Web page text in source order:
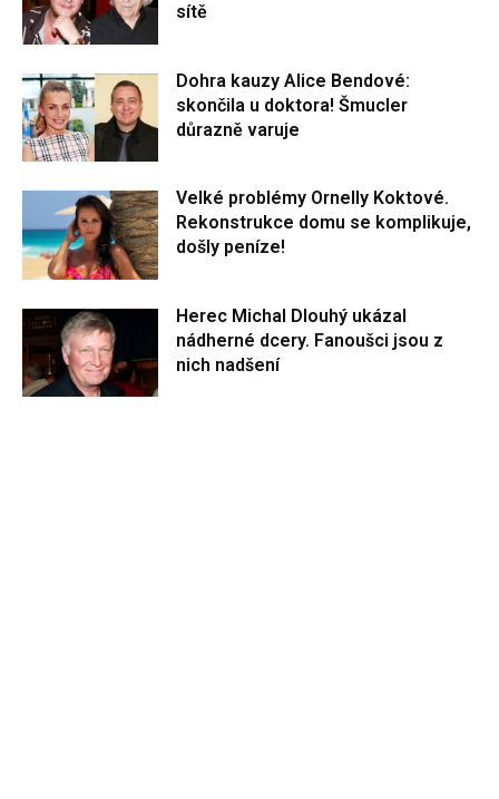
sítě
Dohra kauzy Alice Bendové:
skončila u doktora! Šmucler
důrazně varuje
Velké problémy Ornelly Koktové.
Rekonstrukce domu se komplikuje,
došly peníze!
Herec Michal Dlouhý ukázal
nádherné dcery. Fanoušci jsou z
nich nadšení